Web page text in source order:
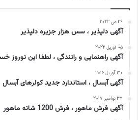
۲۹ می ۲۰۲۲
آگهی دلپذیر ، سس هزار جزیره دلپذیر
۰۵ آوریل ۲۰۲۲
آگهی راهنمایی و رانندگی ، لطفا این نوروز
۳۰ آوریل ۲۰۱۶
آگهی آبسال ، استاندارد جدید کولرهای آبسال
۲۳ نوامبر ۲۰۱۷
آگهی فرش ماهور ، فرش 1200 شانه ماهور